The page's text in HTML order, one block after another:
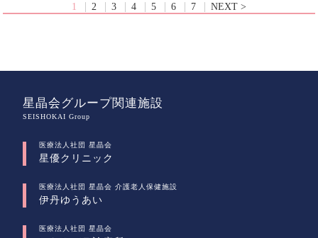
1 2 3 4 5 6 7 NEXT >
星晶会グループ関連施設
SEISHOKAI Group
医療法人社団 星晶会
星優クリニック
医療法人社団 星晶会 介護老人保健施設
伊丹ゆうあい
医療法人社団 星晶会